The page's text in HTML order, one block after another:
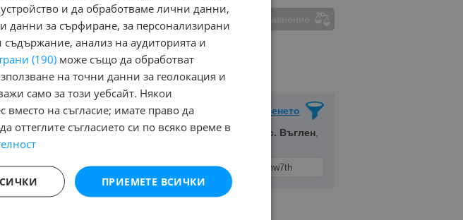
обяви за печатане Няма маркирани обяви за сравнение
Напред
Запази Търсенето
ударен, Намира се в обл. Варна, Населено място с. Въглен,
на резултата от търсене:
и да обработваме лични данни,
данни за сърфиране, за персонализирани
анализ на аудиторията и
(190) може също да обработват
на точни данни за геолокация и
само за този уебсайт. Някои
вместо на съгласие; имате право да
оттеглите съгласието си по всяко време в
ПРИЕМЕТЕ ВСИЧКИ